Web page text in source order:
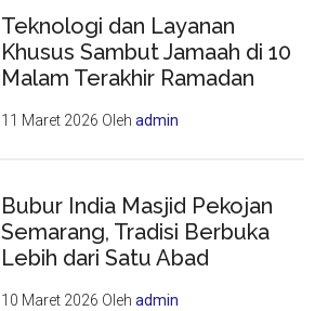
Teknologi dan Layanan
Khusus Sambut Jamaah di 10
Malam Terakhir Ramadan
11 Maret 2026 Olehadmin
Bubur India Masjid Pekojan
Semarang, Tradisi Berbuka
Lebih dari Satu Abad
10 Maret 2026 Olehadmin